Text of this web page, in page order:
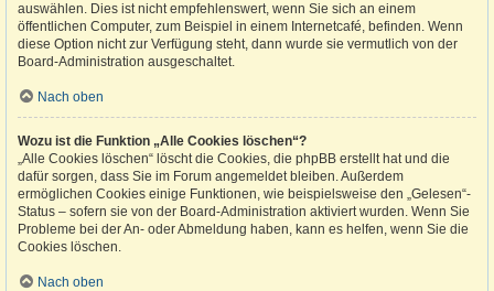
auswählen. Dies ist nicht empfehlenswert, wenn Sie sich an einem
öffentlichen Computer, zum Beispiel in einem Internetcafé, befinden. Wenn
diese Option nicht zur Verfügung steht, dann wurde sie vermutlich von der
Board-Administration ausgeschaltet.
Nach oben
Wozu ist die Funktion „Alle Cookies löschen“?
„Alle Cookies löschen“ löscht die Cookies, die phpBB erstellt hat und die
dafür sorgen, dass Sie im Forum angemeldet bleiben. Außerdem
ermöglichen Cookies einige Funktionen, wie beispielsweise den „Gelesen“-
Status – sofern sie von der Board-Administration aktiviert wurden. Wenn Sie
Probleme bei der An- oder Abmeldung haben, kann es helfen, wenn Sie die
Cookies löschen.
Nach oben